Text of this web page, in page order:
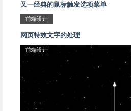
又一经典的鼠标触发选项菜单
前端设计
网页特效文字的处理
前端设计